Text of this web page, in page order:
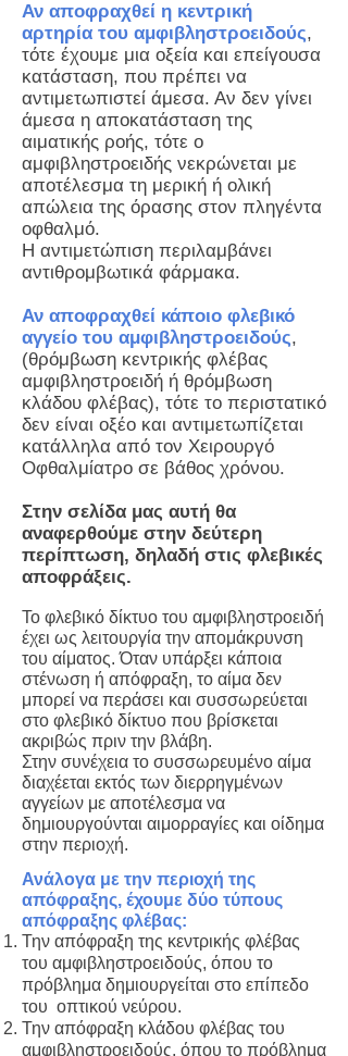
Αν αποφραχθεί η κεντρική
αρτηρία του αμφιβληστροειδούς,
τότε έχουμε μια οξεία και επείγουσα
κατάσταση, που πρέπει να
αντιμετωπιστεί άμεσα. Αν δεν γίνει
άμεσα η αποκατάσταση της
αιματικής ροής, τότε ο
αμφιβληστροειδής νεκρώνεται με
αποτέλεσμα τη μερική ή ολική
απώλεια της όρασης στον πληγέντα
οφθαλμό.
Η αντιμετώπιση περιλαμβάνει
αντιθρομβωτικά φάρμακα.
Αν αποφραχθεί κάποιο φλεβικό
αγγείο του αμφιβληστροειδούς,
(θρόμβωση κεντρικής φλέβας
αμφιβληστροειδή ή θρόμβωση
κλάδου φλέβας), τότε το περιστατικό
δεν είναι οξέο και αντιμετωπίζεται
κατάλληλα από τον Χειρουργό
Οφθαλμίατρο σε βάθος χρόνου.
Στην σελίδα μας αυτή θα
αναφερθούμε στην δεύτερη
περίπτωση, δηλαδή στις φλεβικές
αποφράξεις.
Το φλεβικό δίκτυο του αμφιβληστροειδή
έχει ως λειτουργία την απομάκρυνση
του αίματος. Όταν υπάρξει κάποια
στένωση ή απόφραξη, το αίμα δεν
μπορεί να περάσει και συσσωρεύεται
στο φλεβικό δίκτυο που βρίσκεται
ακριβώς πριν την βλάβη.
Στην συνέχεια το συσσωρευμένο αίμα
διαχέεται εκτός των διερρηγμένων
αγγείων με αποτέλεσμα να
δημιουργούνται αιμορραγίες και οίδημα
στην περιοχή.
Ανάλογα με την περιοχή της
απόφραξης, έχουμε δύο τύπους
απόφραξης φλέβας:
Την απόφραξη της κεντρικής φλέβας
του αμφιβληστροειδούς, όπου το
πρόβλημα δημιουργείται στο επίπεδο
του οπτικού νεύρου.
Την απόφραξη κλάδου φλέβας του
αμφιβληστροειδούς, όπου το πρόβλημα